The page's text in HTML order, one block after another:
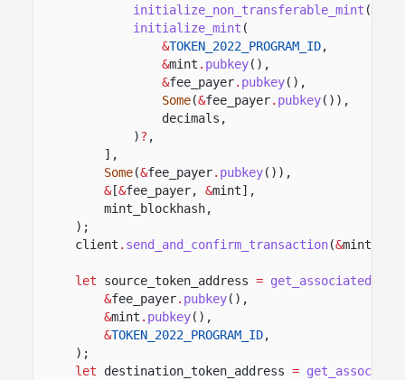
initialize_non_transferable_mint (
initialize_mint (
&TOKEN_2022_PROGRAM_ID,
&mint . pubkey(),
&fee_payer. pubkey(),
Some(&fee_payer. pubkey()),
decimals,
)? ,
],
Some(&fee_payer. pubkey()),
&[&fee_payer, &mint],
mint_blockhash,
);
client . send_and_confirm_transaction(&
let source_token_address =
&fee_payer. pubkey(),
&mint . pubkey(),
&TOKEN_2022_PROGRAM_ID,
);
let
destination_token_address =